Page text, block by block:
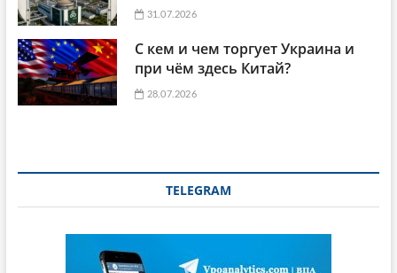
31.07.2026
С кем и чем торгует Украина и
при чём здесь Китай?
28.07.2026
TELEGRAM